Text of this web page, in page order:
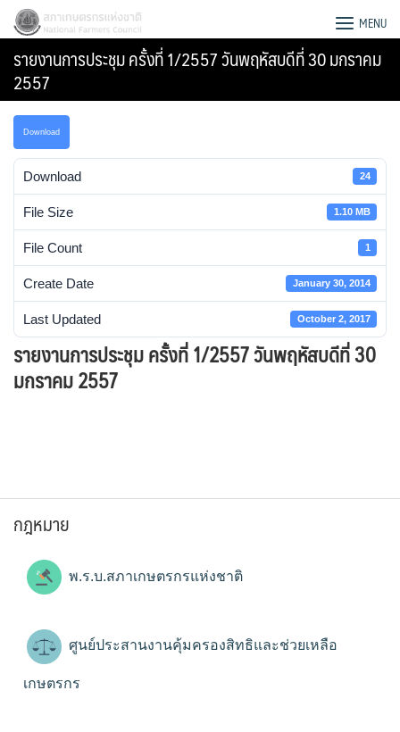
Skip
content
Search
for:
สภาเกษตรกรแห่งชาติ MENU
รายงานการประชุม ครั้งที่ 1/2557 วันพฤหัสบดีที่ 30 มกราคม
2557
Download
Download 24
File Size 1.10 MB
File Count 1
Create Date January 30, 2014
Last Updated October 2, 2017
รายงานการประชุม ครั้งที่ 1/2557 วันพฤหัสบดีที่ 30
มกราคม 2557
กฎหมาย
พ.ร.บ.สภาเกษตรกรแห่งชาติ
ศูนย์ประสานงานคุ้มครองสิทธิและช่วยเหลือ
เกษตรกร